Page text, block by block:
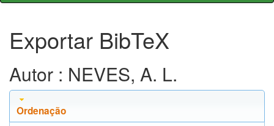
Exportar BibTeX
Autor : NEVES, A. L.
Ordenação